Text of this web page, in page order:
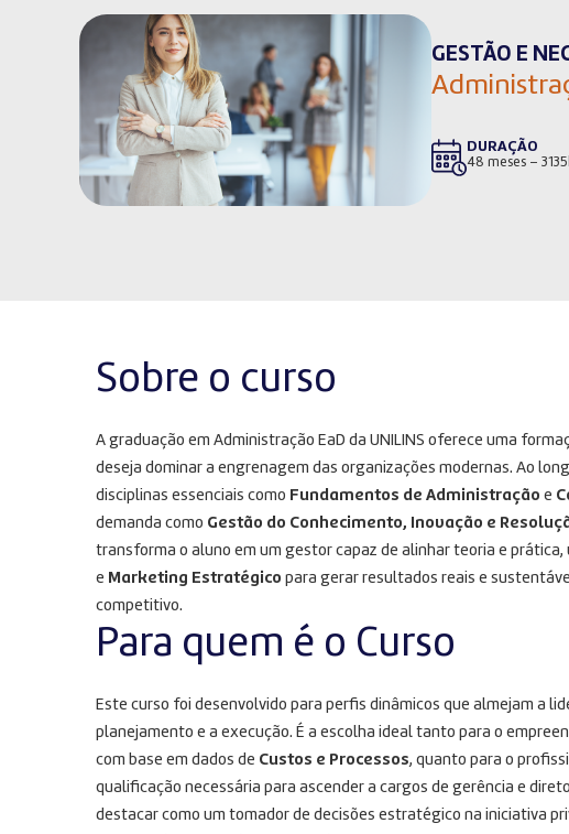
GESTÃO E
DURAÇÃO
48 meses –
Sobre o curso
A graduação em Administração EaD da UNILINS oferece uma
deseja dominar a engrenagem das organizações modernas. Ao
disciplinas essenciais como Fundamentos de Administração e
demanda como Gestão do Conhecimento, Inovação e
transforma o aluno em um gestor capaz de alinhar teoria e
e Marketing Estratégico para gerar resultados reais e
competitivo.
Para quem é o Curso
Este curso foi desenvolvido para perfis dinâmicos que almejam a
planejamento e a execução. É a escolha ideal tanto para o
com base em dados de Custos e Processos, quanto para o
qualificação necessária para ascender a cargos de gerência e
destacar como um tomador de decisões estratégico na iniciativa